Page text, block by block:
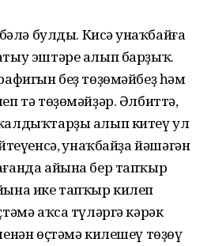
булды. Кисә Ҡунаҡбайға
эштәре алып барҙыҡ.
беҙ төҙөмәйбеҙ һәм
тә төҙөмәйҙәр. Әлбиттә,
алып китеү ул
Ҡунаҡбайҙа йәшәгән
айына бер тапҡыр
ике тапҡыр килеп
аҡса түләргә кәрәк
өҫтәмә килешеү төҙөү